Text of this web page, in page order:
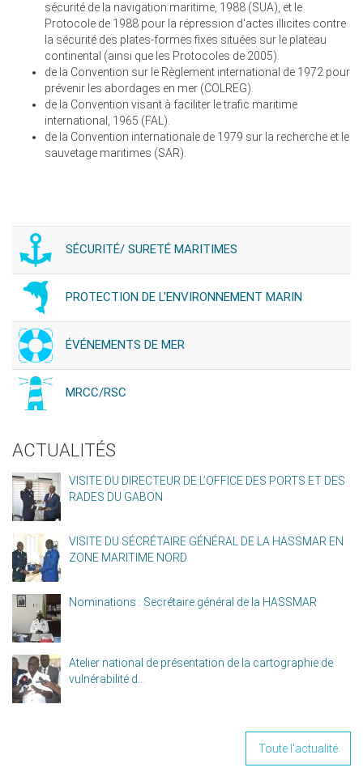
sécurité de la navigation maritime, 1988 (SUA), et le
Protocole de 1988 pour la répression d'actes illicites contre
la sécurité des plates-formes fixes situées sur le plateau
continental (ainsi que les Protocoles de 2005).
de la Convention sur le Règlement international de 1972 pour
prévenir les abordages en mer (COLREG).
de la Convention visant à faciliter le trafic maritime
international, 1965 (FAL).
de la Convention internationale de 1979 sur la recherche et le
sauvetage maritimes (SAR).
SÉCURITÉ/ SURETÉ MARITIMES
PROTECTION DE L'ENVIRONNEMENT MARIN
ÉVÉNEMENTS DE MER
MRCC/RSC
ACTUALITÉS
VISITE DU DIRECTEUR DE L’OFFICE DES PORTS ET DES
RADES DU GABON
VISITE DU SÉCRÉTAIRE GÉNÉRAL DE LA HASSMAR EN
ZONE MARITIME NORD
Nominations : Secrétaire général de la HASSMAR
Atelier national de présentation de la cartographie de
vulnérabilité d...
Toute l'actualité